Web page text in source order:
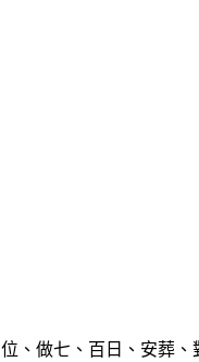
、做七、百日、安葬